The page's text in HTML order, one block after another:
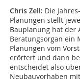
Chris Zell: Die
Planungen stellt
Bauplanung hat der
Beratungsorgan ein
Planungen vom
erörtert und dann
entscheidet also
Neubauvorhaben